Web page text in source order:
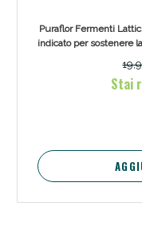
Puraflor Fermenti
indicato per sostenere
intestinale
Stai